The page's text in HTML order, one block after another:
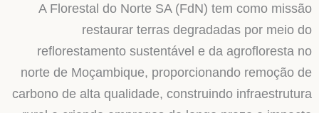
A Florestal do Norte SA (FdN) tem como missão
restaurar terras degradadas por meio do
reflorestamento sustentável e da agrofloresta no
norte de Moçambique, proporcionando remoção de
carbono de alta qualidade, construindo infraestrutura